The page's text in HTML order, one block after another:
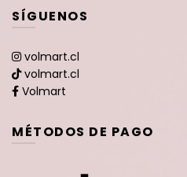
SÍGUENOS
volmart.cl
volmart.cl
Volmart
MÉTODOS DE PAGO